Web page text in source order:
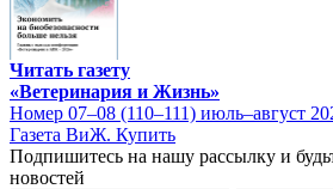
Читать газету
«Ветеринария и Жизнь»
Номер 07–08 (110–111) июль–август
Газета ВиЖ. Купить
Подпишитесь на нашу рассылку и
новостей